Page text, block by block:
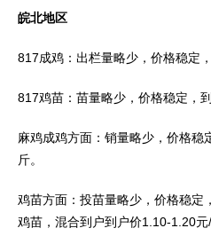
皖北地区
817成鸡：出栏量略少，价格稳定
817鸡苗：苗量略少，价格稳定，
麻鸡成鸡方面：销量略少，价格
斤。
鸡苗方面：投苗量略少，价格稳
鸡苗，混合到户到户价1.10-1.20